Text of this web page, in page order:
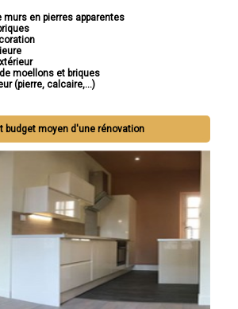
murs en pierres apparentes
moellons et briques
(pierre, calcaire,...)
budget moyen d'une rénovation